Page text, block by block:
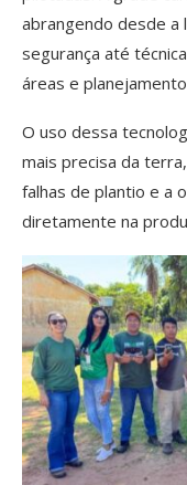
abrangendo desde a
segurança até
áreas e
O uso dessa
mais precisa da
falhas de plantio e a
diretamente na